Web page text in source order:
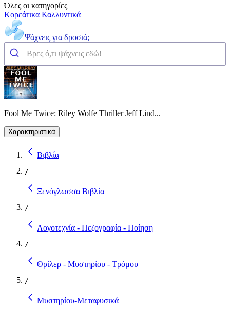
Όλες οι κατηγορίες
Κορεάτικα Καλλυντικά
Ψάχνεις για δροσιά;
Fool Me Twice: Riley Wolfe Thriller Jeff Lind...
Χαρακτηριστικά
Βιβλία
/
Ξενόγλωσσα Βιβλία
/
Λογοτεχνία - Πεζογραφία - Ποίηση
/
Θρίλερ - Μυστηρίου - Τρόμου
/
Μυστηρίου-Μεταφυσικά